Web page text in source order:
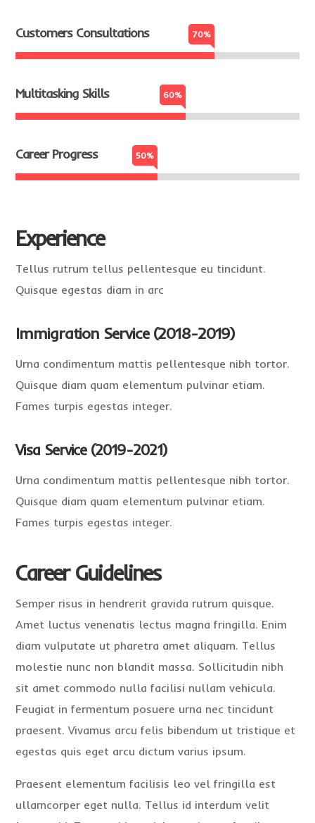
Customers Consultations 70%
70%
Multitasking Skills 60%
60%
Career Progress 50%
50%
Experience
Tellus rutrum tellus pellentesque eu tincidunt.
Quisque egestas diam in arc
Immigration Service (2018-2019)
Urna condimentum mattis pellentesque nibh tortor.
Quisque diam quam elementum pulvinar etiam.
Fames turpis egestas integer.
Visa Service (2019-2021)
Urna condimentum mattis pellentesque nibh tortor.
Quisque diam quam elementum pulvinar etiam.
Fames turpis egestas integer.
Career Guidelines
Semper risus in hendrerit gravida rutrum quisque.
Amet luctus venenatis lectus magna fringilla. Enim
diam vulputate ut pharetra amet aliquam. Tellus
molestie nunc non blandit massa. Sollicitudin nibh
sit amet commodo nulla facilisi nullam vehicula.
Feugiat in fermentum posuere urna nec tincidunt
praesent. Vivamus arcu felis bibendum ut tristique et
egestas quis eget arcu dictum varius ipsum.
Praesent elementum facilisis leo vel fringilla est
ullamcorper eget nulla. Tellus id interdum velit